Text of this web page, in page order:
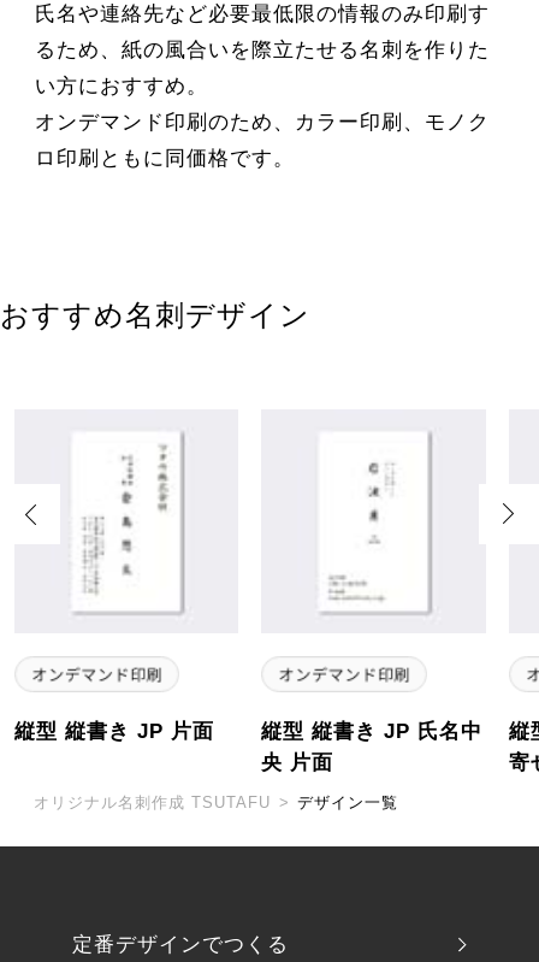
氏名や連絡先など必要最低限の情報のみ印刷す
るため、紙の風合いを際立たせる名刺を作りた
い方におすすめ。
オンデマンド印刷のため、カラー印刷、モノク
ロ印刷ともに同価格です。
おすすめ名刺デザイン
縦型 縦書き JP 片面
縦型 縦書き JP 氏名中
央 片面
縦
寄
Previous
オリジナル名刺作成 TSUTAFU > デザイン一覧
定番デザインでつくる